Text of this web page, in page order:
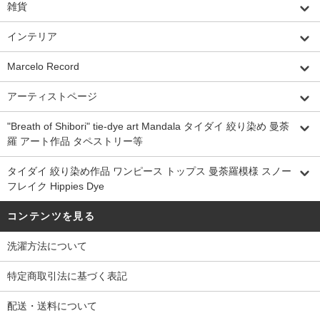
雑貨
インテリア
Marcelo Record
アーティストページ
"Breath of Shibori" tie-dye art Mandala タイダイ 絞り染め 曼荼
羅 アート作品 タペストリー等
タイダイ 絞り染め作品 ワンピース トップス 曼荼羅模様 スノー
フレイク Hippies Dye
コンテンツを見る
洗濯方法について
特定商取引法に基づく表記
配送・送料について